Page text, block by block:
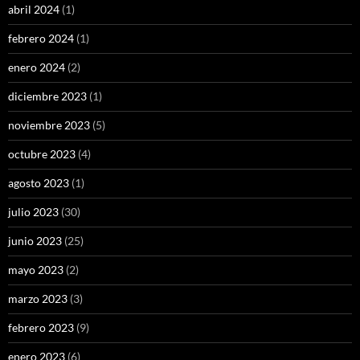
abril 2024 (1)
febrero 2024 (1)
enero 2024 (2)
diciembre 2023 (1)
noviembre 2023 (5)
octubre 2023 (4)
agosto 2023 (1)
julio 2023 (30)
junio 2023 (25)
mayo 2023 (2)
marzo 2023 (3)
febrero 2023 (9)
enero 2023 (6)